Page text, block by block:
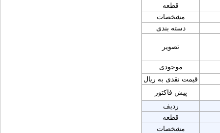
قطعه
مشخصات
دسته بندی
تصویر
موجودی
قیمت نقدی به ریال
پیش فاکتور
ردیف
قطعه
مشخصات